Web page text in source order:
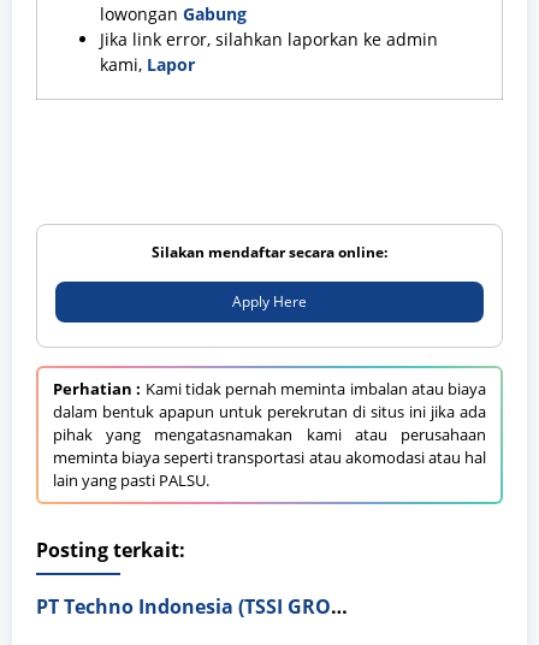
lowongan Gabung
Jika link error, silahkan laporkan ke admin
kami, Lapor
Silakan mendaftar secara online:
Apply Here
Perhatian : Kami tidak pernah meminta imbalan atau biaya
dalam bentuk apapun untuk perekrutan di situs ini jika ada
pihak yang mengatasnamakan kami atau perusahaan
meminta biaya seperti transportasi atau akomodasi atau hal
lain yang pasti PALSU.
Posting terkait:
PT Techno Indonesia (TSSI GROUP)